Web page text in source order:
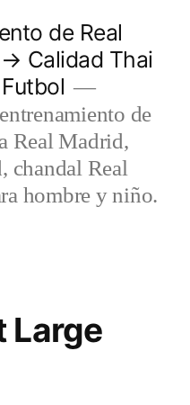
de Real
Calidad Thai
de
Real Madrid,
chandal Real
hombre y niño.
Large